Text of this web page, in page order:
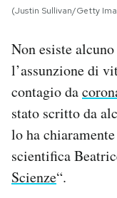
I MIEI PREFERITI
SHOP
CALENDARIO
Area Personale
(Justin Sullivan/Getty
Non esiste
l’assunzione di
contagio da
stato scritto da
lo ha
scientifica
Scienze“.